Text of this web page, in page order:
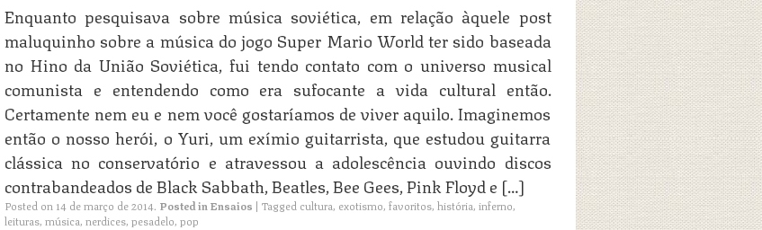
Enquanto pesquisava sobre música soviética, em relação àquele post
malu­qui­nho sobre a música do jogo Super Mario World ter sido baseada
no Hino da União Soviética, fui tendo contato com o universo musical
comunista e entendendo como era sufocante a vida cultural então.
Certamente nem eu e nem você gostaríamos de viver aquilo. Imaginemos
então o nosso herói, o Yuri, um exímio guitarrista, que estudou guitarra
clássica no conservatório e atravessou a adolescência ouvindo discos
contrabandeados de Black Sabbath, Beatles, Bee Gees, Pink Floyd e […]
Posted on 14 de março de 2014. Posted in Ensaios | Tagged cultura, exotismo, favoritos, história, inferno,
leituras, música, nerdices, pesadelo, pop